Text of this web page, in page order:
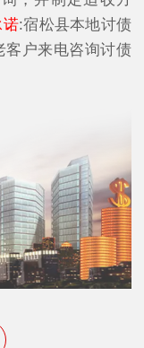
诺:宿松县本地讨债
客户来电咨询讨债